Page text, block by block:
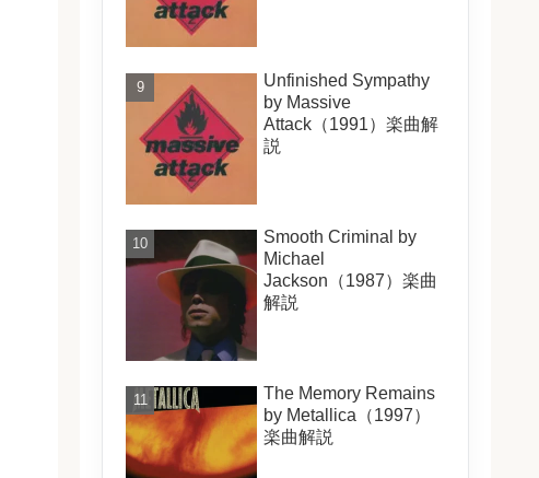
Unfinished Sympathy
by Massive
Attack（1991）楽曲解
説
Smooth Criminal by
Michael
Jackson（1987）楽曲
解説
The Memory Remains
by Metallica（1997）
楽曲解説